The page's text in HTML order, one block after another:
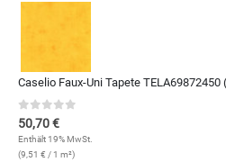
Caselio Faux-Uni Tapete TELA69872450
0out of 5
50,70€
Enthält 19% MwSt.
(9,51 € / 1 m²)